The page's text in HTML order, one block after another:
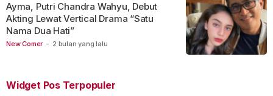
New Comer - 2 bulan yang lalu
Ayma, Putri Chandra Wahyu, Debut
Akting Lewat Vertical Drama “Satu
Nama Dua Hati”
Widget Pos Terpopuler